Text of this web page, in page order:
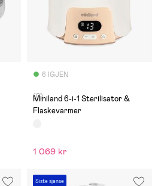
6 IGJEN
(0)
Miniland 6-i-1 Sterilisator &
Flaskevarmer
1 069 kr
Siste sjanse